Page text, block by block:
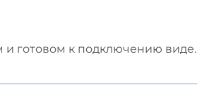
и готовом к подключению виде.